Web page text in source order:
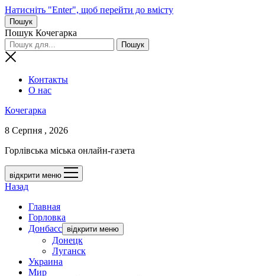
Натисніть "Enter", щоб перейти до вмісту
Пошук
Пошук Кочегарка
Контакты
О нас
Кочегарка
8 Серпня , 2026
Горлівська міська онлайн-газета
відкрити меню
Назад
Главная
Горловка
Донбасс відкрити меню
Донецк
Луганск
Украина
Мир